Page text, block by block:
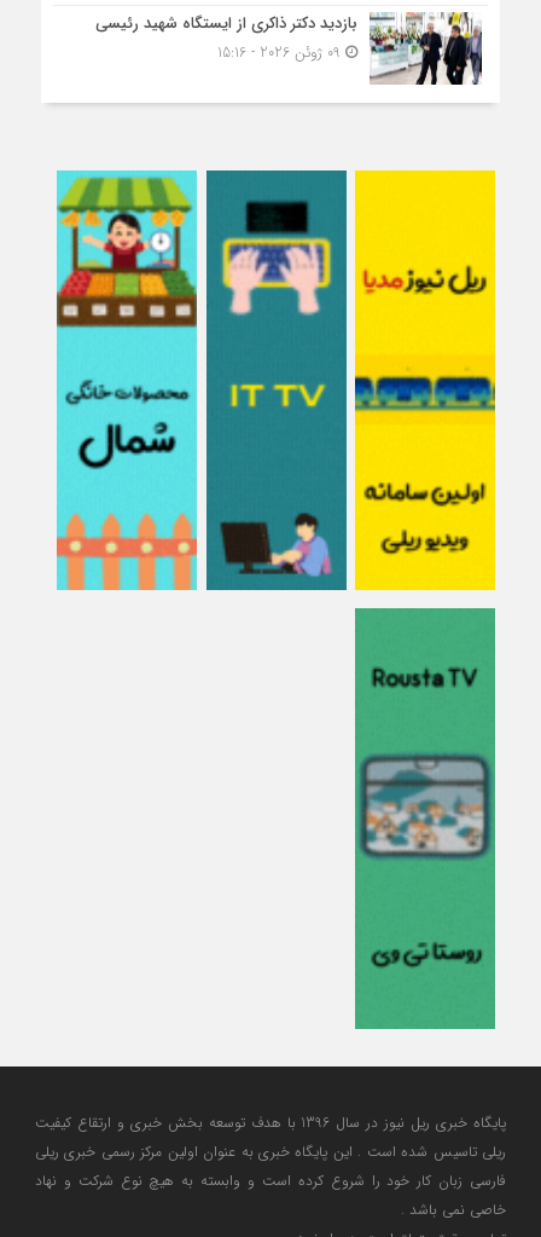
بازدید دکتر ذاکری از ایستگاه شهید رئیسی
پایگاه خبری ریل نیوز در سال 1396 با هدف توسعه بخش خبری و ارتقاع کیفیت
ریلی تاسیس شده است . این پایگاه خبری به عنوان اولین مرکز رسمی خبری ریلی
فارسی زبان کار خود را شروع کرده است و وابسته به هیچ نوع شرکت و نهاد
خاصی نمی باشد .